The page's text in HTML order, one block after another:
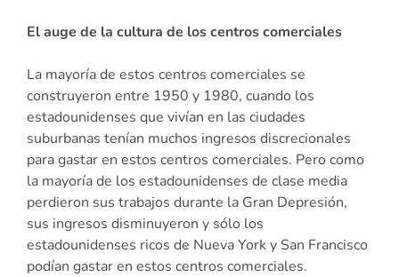
El auge de la cultura de los centros comerciales
La mayoría de estos centros comerciales se
construyeron entre 1950 y 1980, cuando los
estadounidenses que vivían en las ciudades
suburbanas tenían muchos ingresos discrecionales
para gastar en estos centros comerciales. Pero como
la mayoría de los estadounidenses de clase media
perdieron sus trabajos durante la Gran Depresión,
sus ingresos disminuyeron y sólo los
estadounidenses ricos de Nueva York y San Francisco
podían gastar en estos centros comerciales.